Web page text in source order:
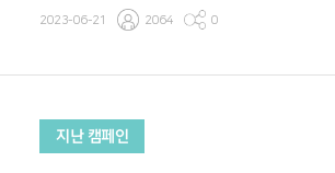
2023-06-21 2064 0
지난 캠페인